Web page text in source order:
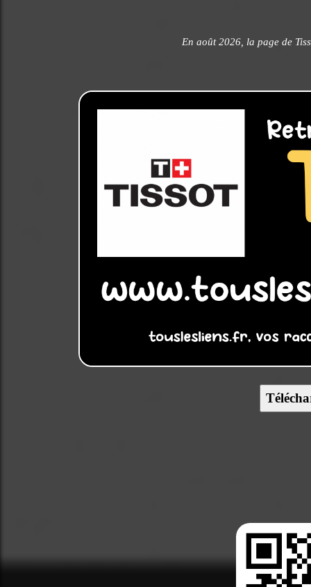
En août 2026, la page de